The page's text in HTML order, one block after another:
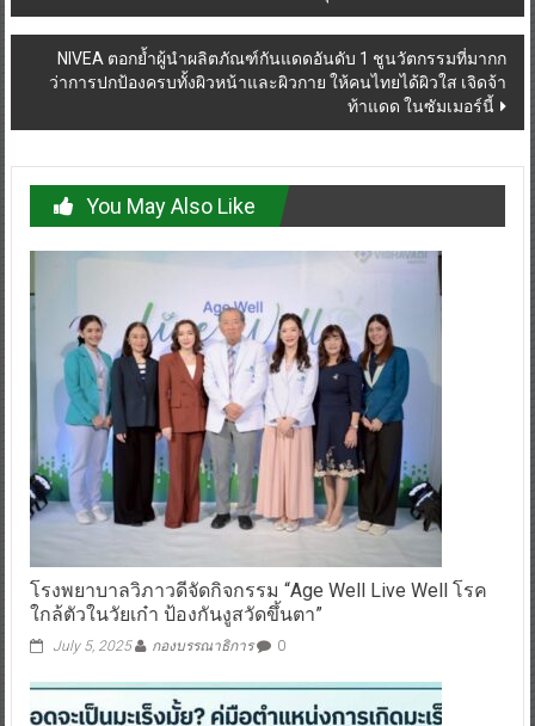
ว่าการปกป้องครบทั้งผิวหน้าและผิวกาย ให้คนไทยได้ผิวใส เจิดจ้า
ท้าแดด ในซัมเมอร์นี้
You May Also Like
โรงพยาบาลวิภาวดีจัดกิจกรรม “Age Well Live Well โรค
ใกล้ตัวในวัยเก๋า ป้องกันงูสวัดขึ้นตา”
July 5, 2025 กองบรรณาธิการ 0